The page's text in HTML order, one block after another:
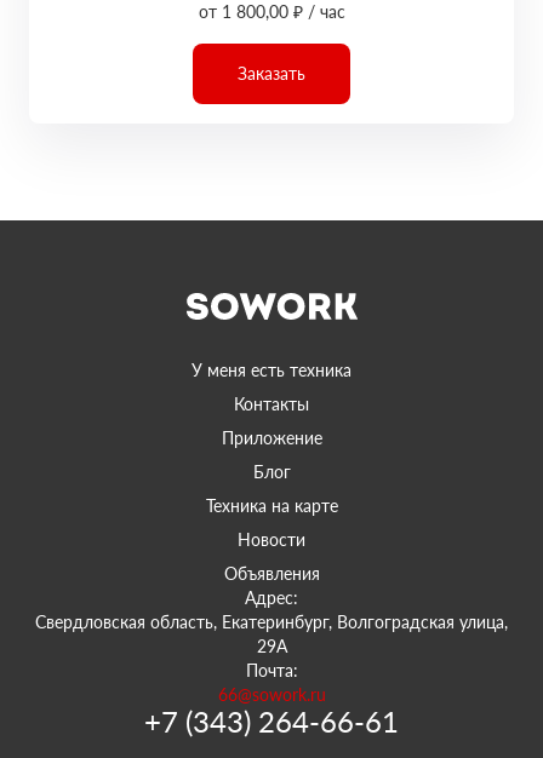
от 1 800,00 ₽ / час
Заказать
У меня есть техника
Контакты
Приложение
Блог
Техника на карте
Новости
Объявления
Адрес:
Свердловская область, Екатеринбург, Волгоградская улица,
29А
Почта:
66@sowork.ru
+7 (343) 264-66-61